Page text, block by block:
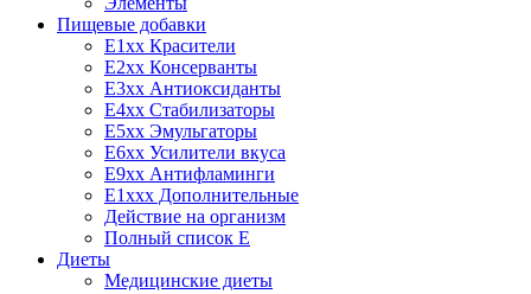
Пищевые добавки
E1xx Красители
E2xx Консерванты
E3xx Антиоксиданты
E4xx Стабилизаторы
E5xx Эмульгаторы
E6xx Усилители вкуса
E9xx Антифламинги
E1xxx Дополнительные
Действие на организм
Полный список E
Диеты
Медицинские диеты